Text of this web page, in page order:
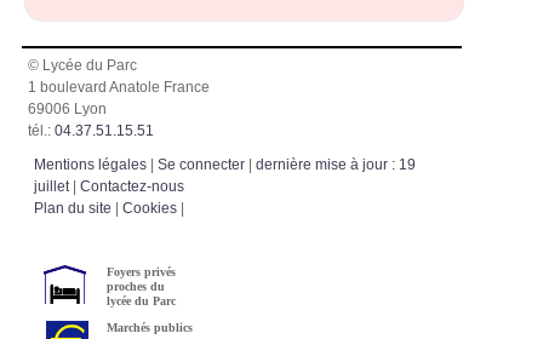
© Lycée du Parc
1 boulevard Anatole France
69006 Lyon
tél.:04.37.51.15.51
Mentions légales |Se connecter |dernière mise à jour : 19
juillet|Contactez-nous
Plan du site |Cookies
Foyers privés
proches du
lycée du Parc
Marchés publics